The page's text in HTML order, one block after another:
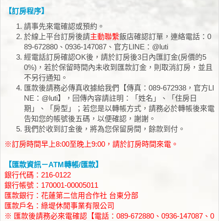
【訂房程序】
請事先來電確認或預約。
於線上平台訂房後請主動聯繫飯店確認訂單，連絡電話：0
89-672880、0936-147087、官方LINE：@luti
經電話訂房確認OK後，請於訂房後3日內匯訂金(房價的5
0%)，若於保留時間內未收到匯款訂金，則取消訂房，並且
不另行通知。
匯款後請務必傳真收據給我們【傳真：089-672938，官方LI
NE：@luti】，回傳內容請註明：「姓名」、「住房日
期」、「房型」；若您是以轉帳方式，請務必於轉帳後來電
告知您的帳號後五碼，以便確認，謝謝。
我們於收到訂金後，將為您保留房間，餘款到付。
※訂房時間早上8:00至晚上9:00，請於訂房時間來電。
【匯款資訊－ATM轉帳/匯款】
銀行代碼：216-0122
銀行帳號：170001-00005011
匯款銀行：花蓮第二信用合作社 台東分部
匯款戶名：綠堤休閒事業有限公司
※ 匯款後請務必來電確認【電話：089-672880、0936-147087、0